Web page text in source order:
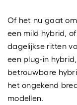
Of het nu gaat
een mild hybrid,
dagelijkse ritten
een plug-in
betrouwbare
het ongekend
modellen.